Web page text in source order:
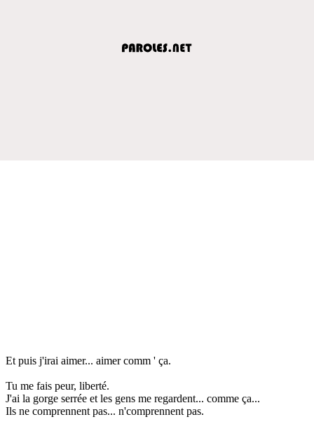
Et puis j'irai aimer... aimer comm ' ça.
Tu me fais peur, liberté.
J'ai la gorge serrée et les gens me regardent... comme ça...
Ils ne comprennent pas... n'comprennent pas.